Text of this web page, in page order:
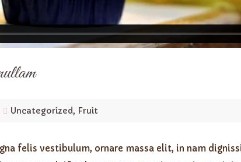
Uncategorized, Fruit
felis vestibulum, ornare massa elit, in nam